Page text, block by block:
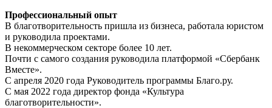
Профессиональный опыт
В благотворительность пришла из бизнеса, работала юристом
и руководила проектами.
В некоммерческом секторе более 10 лет.
Почти с самого создания руководила платформой «Сбербанк
Вместе».
С апреля 2020 года Руководитель программы Благо.ру.
С мая 2022 года директор фонда «Культура
благотворительности».